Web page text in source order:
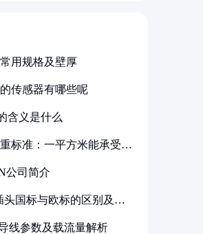
用规格及壁厚
传感器有哪些呢
含义是什么
标准：一平方米能承受多
公司简介
头国标与欧标的区别及其
线参数及载流量解析